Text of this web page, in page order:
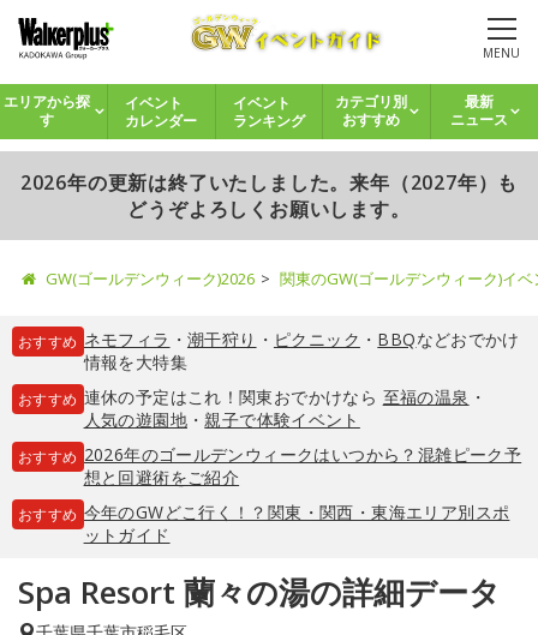
MENU
エリアから探
す
イベント
カレンダー
イベント
ランキング
カテゴリ別
おすすめ
最新
ニュース
2026年の更新は終了いたしました。来年（2027年）も
どうぞよろしくお願いします。
GW(ゴールデンウィーク)2026 関東のGW(ゴールデンウィーク)イ
おすすめ ネモフィラ ・ 潮干狩り ・ ピクニック ・ BBQなどおでかけ
情報を大特集
おすすめ 連休の予定はこれ！関東おでかけなら 至福の温泉 ・
人気の遊園地・親子で体験イベント
おすすめ 2026年のゴールデンウィークはいつから？混雑ピーク予
想と回避術をご紹介
おすすめ 今年のGWどこ行く！？関東・関西・東海エリア別スポ
ットガイド
Spa Resort 蘭々の湯の詳細データ